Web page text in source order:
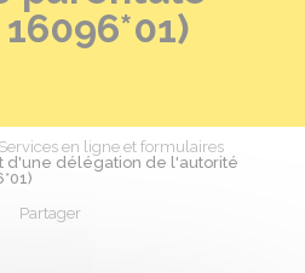
Services en ligne et formulaires
d'une délégation de l'autorité
Partager